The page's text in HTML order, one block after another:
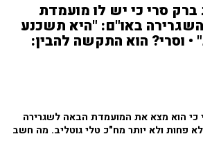
ברק סרי כי יש לו מועמדת
באו"ם: "היא תשכנע
וסרי? הוא התקשה להבין:
כי הוא מצא את המועמדת הבאה לשגרירה
פחות ולא יותר מח"כ טלי גוטליב. מה חשב